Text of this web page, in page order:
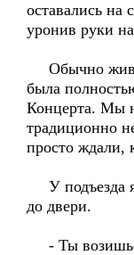
оставались на
уронив руки
Обычно
была
Концерта. Мы
традиционно
просто ждали,
У подъезда
до двери.
- Ты